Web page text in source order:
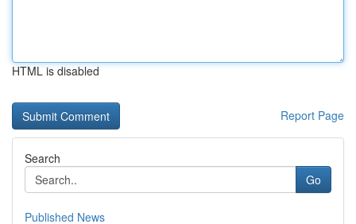
HTML is disabled
Report Page
Search
Go
Published News